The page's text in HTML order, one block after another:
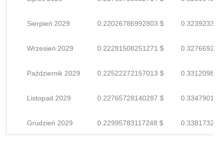
Sierpień 2029 0.22026786992803 $
Wrzesień 2029 0.22281508251271 $
Październik 2029 0.22522272157013 $
Listopad 2029 0.22765728140287 $
Grudzień 2029 0.22995783117248 $